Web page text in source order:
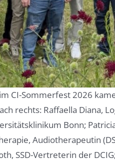
CI-Sommerfest 2026
rechts: Raffaella Diana,
Bonn;
Audiotherapeutin
SSD-Vertreterin der